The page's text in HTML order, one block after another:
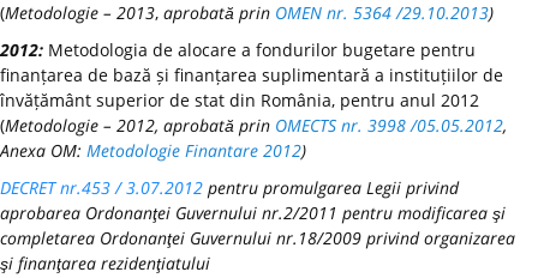
(Metodologie – 2013, aprobată prin OMEN nr. 5364 /29.10.2013)
2012: Metodologia de alocare a fondurilor bugetare pentru
finanțarea de bază și finanțarea suplimentară a instituțiilor de
învățământ superior de stat din România, pentru anul 2012
(Metodologie – 2012, aprobată prin OMECTS nr. 3998 /05.05.2012,
Anexa OM: Metodologie Finantare 2012)
DECRET nr.453 / 3.07.2012 pentru promulgarea Legii privind
aprobarea Ordonanţei Guvernului nr.2/2011 pentru modificarea şi
completarea Ordonanţei Guvernului nr.18/2009 privind organizarea
şi finanţarea rezidenţiatului